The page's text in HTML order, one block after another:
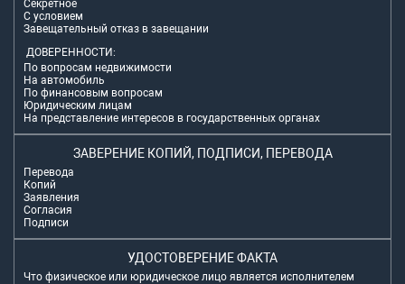
Секретное
С условием
Завещательный отказ в завещании
ДОВЕРЕННОСТИ:
По вопросам недвижимости
На автомобиль
По финансовым вопросам
Юридическим лицам
На представление интересов в государственных органах
ЗАВЕРЕНИЕ КОПИЙ, ПОДПИСИ, ПЕРЕВОДА
Перевода
Копий
Заявления
Согласия
Подписи
УДОСТОВЕРЕНИЕ ФАКТА
Что физическое или юридическое лицо является исполнителем